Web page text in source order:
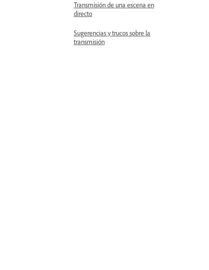
Transmisión de una escena en
directo
Sugerencias y trucos sobre la
transmisión